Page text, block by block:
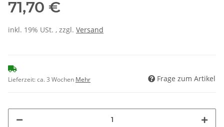
71,70 €
inkl. 19% USt. , zzgl. Versand
Lieferzeit:ca. 3 Wochen Mehr Frage zum Artikel